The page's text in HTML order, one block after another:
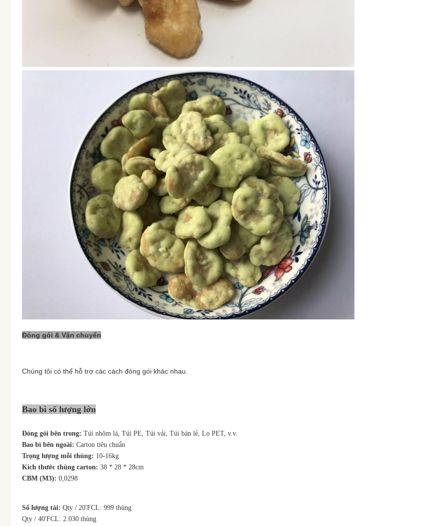
Đóng gói & Vận chuyển
Chúng tôi có thể hỗ trợ các cách đóng gói khác nhau.
Bao bì số lượng lớn
Đóng gói bên trong: Túi nhôm lá, Túi PE, Túi vải, Túi bán lẻ, Lọ PET, v.v.
Bao bì bên ngoài: Carton tiêu chuẩn
Trọng lượng mỗi thùng: 10-16kg
Kích thước thùng carton: 38 * 28 * 28cm
CBM (M3): 0,0298
Số lượng tải: Qty / 20'FCL: 999 thùng
Qty / 40'FCL: 2.030 thùng